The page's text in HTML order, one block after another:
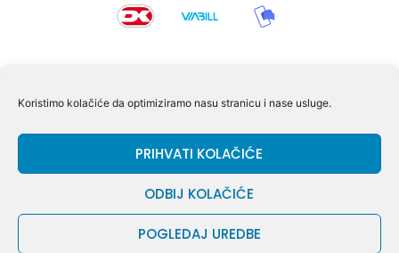
Koristimo kolačiće da optimiziramo nasu stranicu i nase usluge.
PRIHVATI KOLAČIĆE
ODBIJ KOLAČIĆE
POGLEDAJ UREDBE
Volmersvej 11 6000 Kolding Danska
+45 60609846
CVR Nr. 42779997